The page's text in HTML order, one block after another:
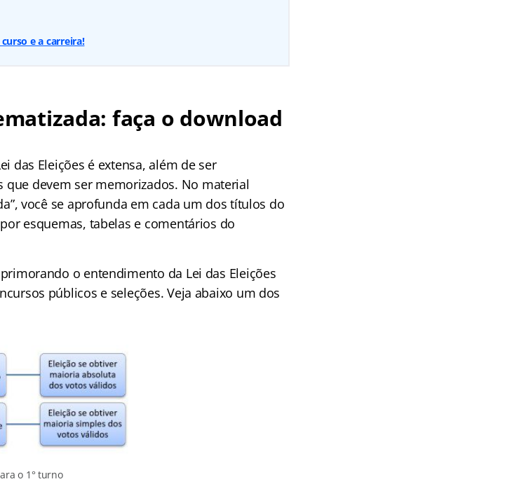
e a carreira!
faça o download
das Eleições é extensa, além de ser
devem ser memorizados. No material
você se aprofunda em cada um dos títulos do
esquemas, tabelas e comentários do
o entendimento da Lei das Eleições
públicos e seleções. Veja abaixo um dos
o 1° turno